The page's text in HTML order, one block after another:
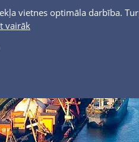
vietnes optimāla darbība.
vairāk